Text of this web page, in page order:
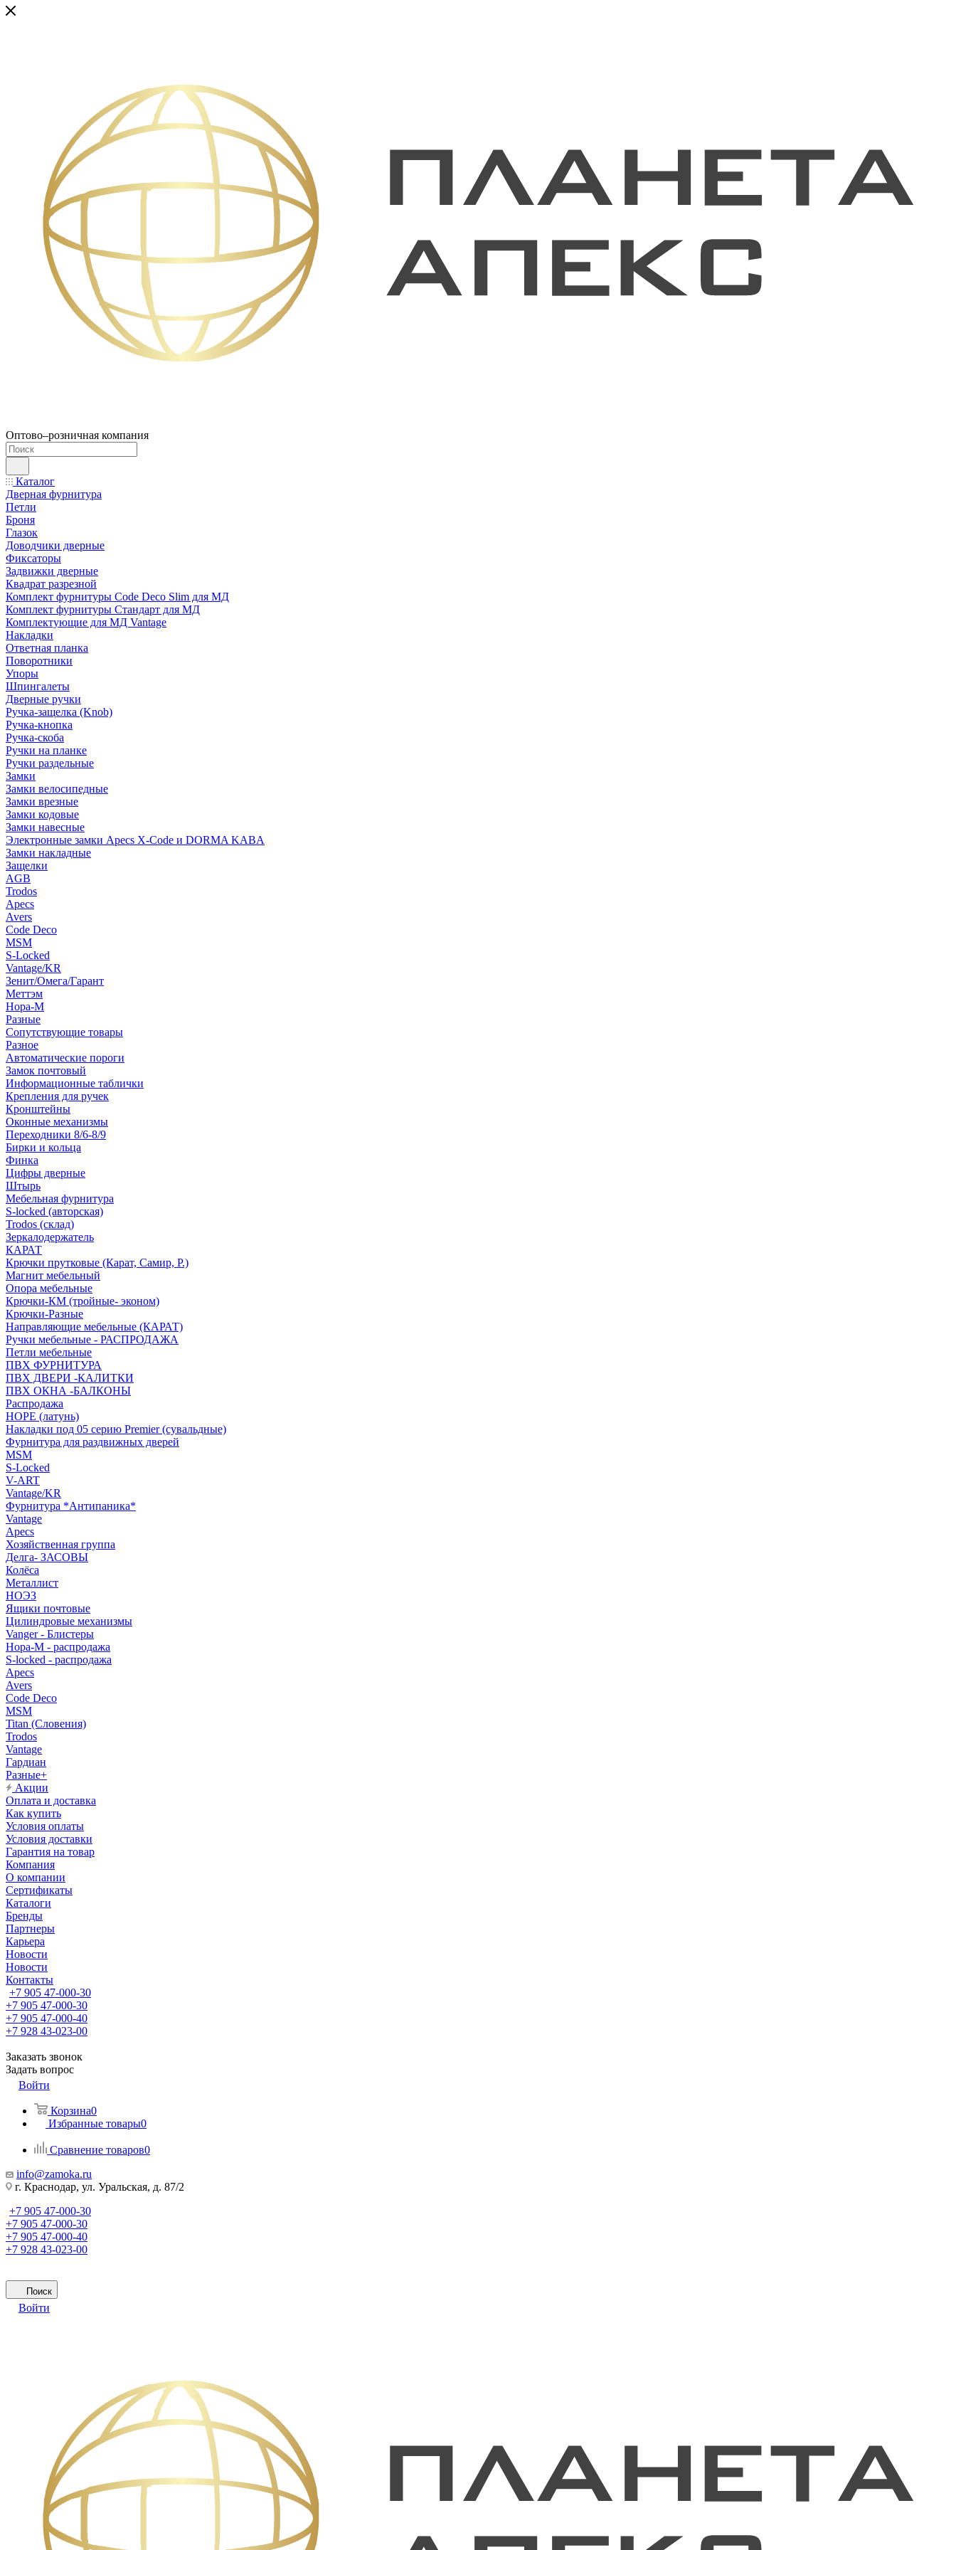
Оптово–розничная компания
Каталог
Дверная фурнитура
Петли
Броня
Глазок
Доводчики дверные
Фиксаторы
Задвижки дверные
Квадрат разрезной
Комплект фурнитуры Code Deco Slim для МД
Комплект фурнитуры Стандарт для МД
Комплектующие для МД Vantage
Накладки
Ответная планка
Поворотники
Упоры
Шпингалеты
Дверные ручки
Ручка-защелка (Knob)
Ручка-кнопка
Ручка-скоба
Ручки на планке
Ручки раздельные
Замки
Замки велосипедные
Замки врезные
Замки кодовые
Замки навесные
Электронные замки Apecs X-Code и DORMA KABA
Замки накладные
Защелки
AGB
Trodos
Apecs
Avers
Code Deco
MSM
S-Locked
Vantage/KR
Зенит/Омега/Гарант
Меттэм
Нора-М
Разные
Сопутствующие товары
Разное
Автоматические пороги
Замок почтовый
Информационные таблички
Крепления для ручек
Кронштейны
Оконные механизмы
Переходники 8/6-8/9
Бирки и кольца
Финка
Цифры дверные
Штырь
Мебельная фурнитура
S-locked (авторская)
Trodos (склад)
Зеркалодержатель
КАРАТ
Крючки прутковые (Карат, Самир, Р.)
Магнит мебельный
Опора мебельные
Крючки-КМ (тройные- эконом)
Крючки-Разные
Направляющие мебельные (КАРАТ)
Ручки мебельные - РАСПРОДАЖА
Петли мебельные
ПВХ ФУРНИТУРА
ПВХ ДВЕРИ -КАЛИТКИ
ПВХ ОКНА -БАЛКОНЫ
Распродажа
HOPE (латунь)
Накладки под 05 серию Premier (сувальдные)
Фурнитура для раздвижных дверей
MSM
S-Locked
V-ART
Vantage/KR
Фурнитура *Антипаника*
Vantage
Apecs
Хозяйственная группа
Делга- ЗАСОВЫ
Колёса
Металлист
НОЭЗ
Ящики почтовые
Цилиндровые механизмы
Vanger - Блистеры
Нора-М - распродажа
S-locked - распродажа
Apecs
Avers
Code Deco
MSM
Titan (Словения)
Trodos
Vantage
Гардиан
Разные+
Акции
Оплата и доставка
Как купить
Условия оплаты
Условия доставки
Гарантия на товар
Компания
О компании
Сертификаты
Каталоги
Бренды
Партнеры
Карьера
Новости
Новости
Контакты
+7 905 47-000-30
+7 905 47-000-30
+7 905 47-000-40
+7 928 43-023-00
Заказать звонок
Задать вопрос
Войти
Корзина0
Избранные товары0
Сравнение товаров0
info@zamoka.ru
г. Краснодар, ул. Уральская, д. 87/2
+7 905 47-000-30
+7 905 47-000-30
+7 905 47-000-40
+7 928 43-023-00
Поиск
Войти